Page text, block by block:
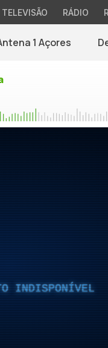
TELEVISÃO RÁDIO
1 Açores
INDISPONÍVEL